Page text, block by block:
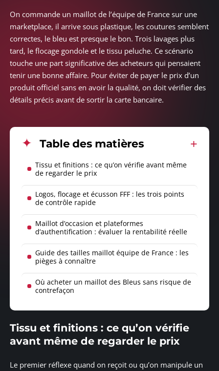
On commande un maillot de l’équipe de France sur une
marketplace, il arrive sous plastique, les coutures semblent
correctes, le bleu est presque le bon. Trois lavages plus
tard, le flocage gondole et le tissu peluche. Ce scénario
touche une part significative des acheteurs qui pensaient
tenir une bonne affaire. Pour éviter de payer le prix d’un
produit officiel sans en avoir la qualité, on doit vérifier des
détails précis avant de sortir la carte bancaire.
Table des matières
Tissu et finitions : ce qu’on vérifie avant même
de regarder le prix
Logos, flocage et écusson FFF : les trois points
de contrôle rapide
Maillot d’occasion et plateformes
d’authentification : évaluer la rentabilité réelle
Guide des tailles maillot équipe de France : les
pièges à connaître
Où acheter un maillot des Bleus sans risque de
contrefaçon
Tissu et finitions : ce qu’on vérifie
avant même de regarder le prix
Le premier réflexe quand on reçoit ou qu’on manipule un